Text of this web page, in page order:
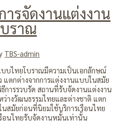
รจัดงานแต่งงาน
ราณ
TBS-admin
บบไทยโบราณมีความเป็นเอกลักษณ์
แตกต่างจากการแต่งงานแบบในสมัย
ารรวบรัด สถานที่รับจัดงานแต่งงาน
างวัฒนธรรมไทยและต่างชาติ แตก
นสมัยก่อนที่นิยมใช้บริการเรือนไทย
อนไทยรับจัดงานหมั้นเท่านั้น